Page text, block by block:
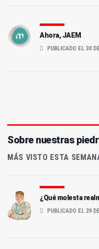
Ahora, JAEM
PUBLICADO EL 30
Sobre nuestras
MÁS VISTO ESTA
¿Qué molesta
PUBLICADO EL 29